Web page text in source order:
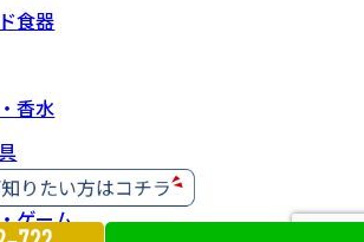
食器
香水
ゲーム